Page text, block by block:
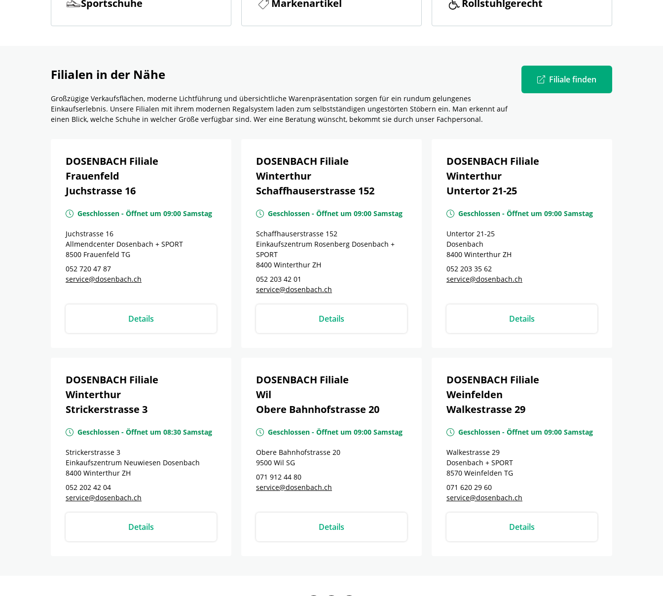
Sportschuhe Markenartikel Rollstuhlgerecht
Filialen in der Nähe
Großzügige Verkaufsflächen, moderne Lichtführung und übersichtliche Warenpräsentation sorgen für ein rundum gelungenes
Einkaufserlebnis. Unsere Filialen mit ihrem modernen Regalsystem laden zum selbstständigen ungestörten Stöbern ein. Man erkennt auf
einen Blick, welche Schuhe in welcher Größe verfügbar sind. Wer eine Beratung wünscht, bekommt sie durch unser Fachpersonal.
Filiale finden
DOSENBACH Filiale
Frauenfeld
Juchstrasse 16
Geschlossen - Öffnet um 09:00 Samstag
Juchstrasse 16
Allmendcenter Dosenbach + SPORT
8500 Frauenfeld TG
052 720 47 87
service@dosenbach.ch
Details
DOSENBACH Filiale
Winterthur
Schaffhauserstrasse 152
Geschlossen - Öffnet um 09:00 Samstag
Schaffhauserstrasse 152
Einkaufszentrum Rosenberg Dosenbach +
SPORT
8400 Winterthur ZH
052 203 42 01
service@dosenbach.ch
Details
DOSENBACH Filiale
Winterthur
Untertor 21-25
Geschlossen - Öffnet um 09:00 Samstag
Untertor 21-25
Dosenbach
8400 Winterthur ZH
052 203 35 62
service@dosenbach.ch
Details
DOSENBACH Filiale
Winterthur
Strickerstrasse 3
Geschlossen - Öffnet um 08:30 Samstag
Strickerstrasse 3
Einkaufszentrum Neuwiesen Dosenbach
8400 Winterthur ZH
052 202 42 04
service@dosenbach.ch
Details
DOSENBACH Filiale
Wil
Obere Bahnhofstrasse 20
Geschlossen - Öffnet um 09:00 Samstag
Obere Bahnhofstrasse 20
9500 Wil SG
071 912 44 80
service@dosenbach.ch
Details
DOSENBACH Filiale
Weinfelden
Walkestrasse 29
Geschlossen - Öffnet um 09:00 Samstag
Walkestrasse 29
Dosenbach + SPORT
8570 Weinfelden TG
071 620 29 60
service@dosenbach.ch
Details